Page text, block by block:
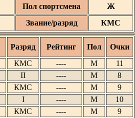
Пол спортсмена
Ж
Звание/разряд КМС
Разряд Рейтинг Пол
Очки
КМС ---- М
11
II ---- М
8
КМС ---- М
9
I ---- М
10
КМС ---- М
9